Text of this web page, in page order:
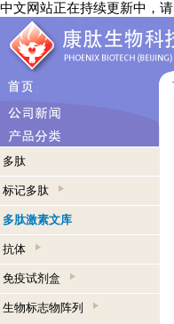
中文网站正在持续更新中，
多肽
标记多肽
多肽激素文库
抗体
免疫试剂盒
生物标志物阵列